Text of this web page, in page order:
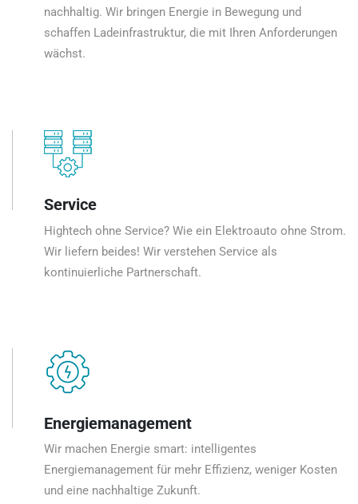
nachhaltig. Wir bringen Energie in Bewegung und
schaffen Ladeinfrastruktur, die mit Ihren Anforderungen
wächst.
Service
Hightech ohne Service? Wie ein Elektroauto ohne Strom.
Wir liefern beides! Wir verstehen Service als
kontinuierliche Partnerschaft.
Energiemanagement
Wir machen Energie smart: intelligentes
Energiemanagement für mehr Effizienz, weniger Kosten
und eine nachhaltige Zukunft.